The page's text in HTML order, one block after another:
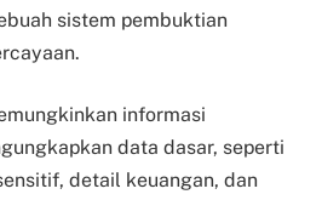
sistem pembuktian
informasi
data dasar, seperti
detail keuangan, dan